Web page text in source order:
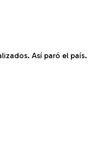
Así paró el país.